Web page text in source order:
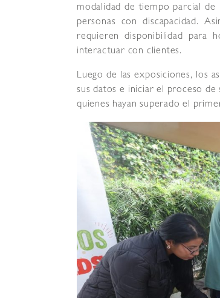
modalidad de tiempo parcial de
personas con discapacidad.
requieren disponibilidad para
interactuar con clientes.
Luego de las exposiciones, los
sus datos e iniciar el proceso de
quienes hayan superado el